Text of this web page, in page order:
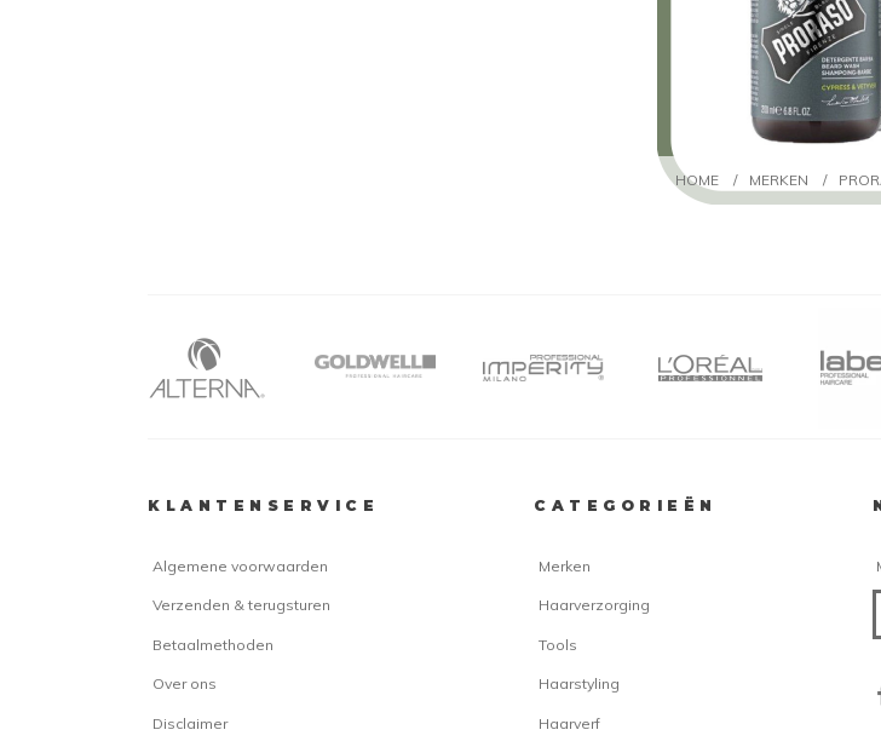
HOME / MERKEN /
KLANTENSERVICE
Algemene voorwaarden
Verzenden & terugsturen
Betaalmethoden
Over ons
Disclaimer
CATEGORIEËN
Merken
Haarverzorging
Tools
Haarstyling
Haarverf